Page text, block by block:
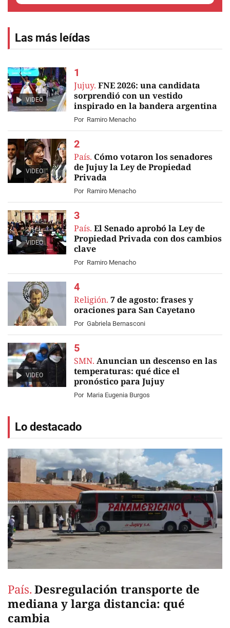
Las más leídas
VIDEO
Jujuy. FNE 2026: una candidata
sorprendió con un vestido
inspirado en la bandera argentina
Por Ramiro Menacho
VIDEO
País. Cómo votaron los senadores
de Jujuy la Ley de Propiedad
Privada
Por Ramiro Menacho
VIDEO
País. El Senado aprobó la Ley de
Propiedad Privada con dos cambios
clave
Por Ramiro Menacho
Religión. 7 de agosto: frases y
oraciones para San Cayetano
Por Gabriela Bernasconi
VIDEO
SMN. Anuncian un descenso en las
temperaturas: qué dice el
pronóstico para Jujuy
Por Maria Eugenia Burgos
Lo destacado
País. Desregulación transporte de
mediana y larga distancia: qué
cambia